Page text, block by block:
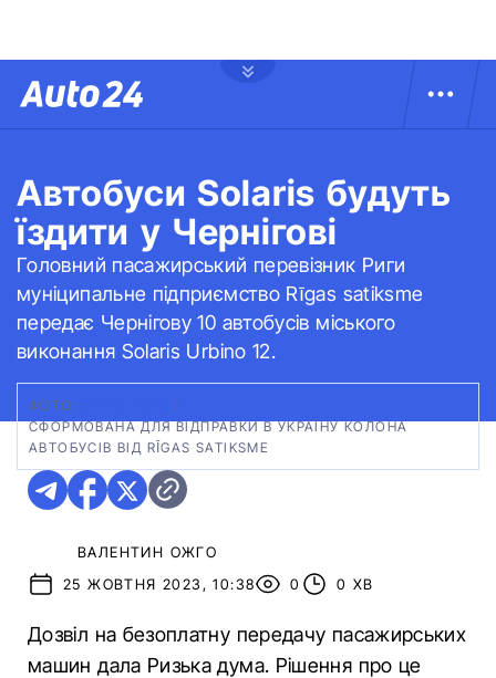
Автобуси Solaris будуть
їздити у Чернігові
Головний пасажирський перевізник Риги
муніципальне підприємство Rīgas satiksme
передає Чернігову 10 автобусів міського
виконання Solaris Urbino 12.
ФОТО:
СФОРМОВАНА ДЛЯ ВІДПРАВКИ В УКРАЇНУ КОЛОНА
АВТОБУСІВ ВІД RĪGAS SATIKSME
ВАЛЕНТИН ОЖГО
25 ЖОВТНЯ 2023, 10:38
0 0 ХВ
Дозвіл на безоплатну передачу пасажирських
машин дала Ризька дума. Рішення про це